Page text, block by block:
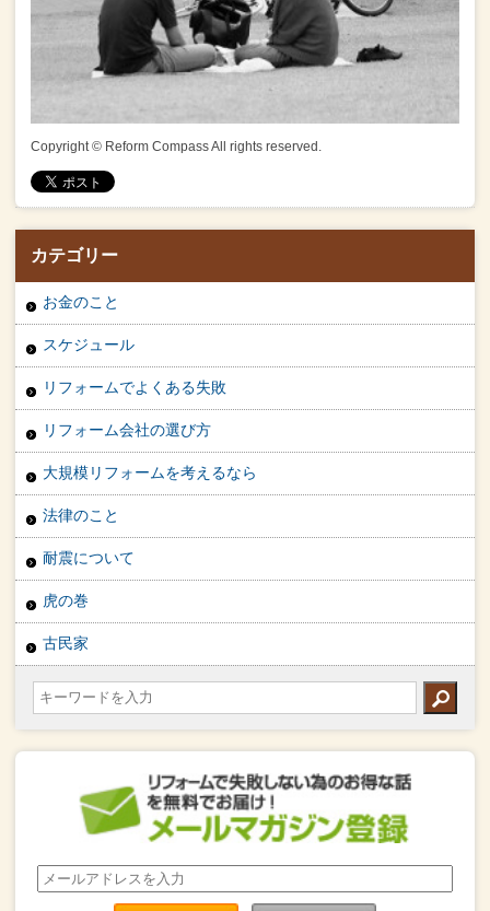
Copyright © Reform Compass All rights reserved.
カテゴリー
お金のこと
スケジュール
リフォームでよくある失敗
リフォーム会社の選び方
大規模リフォームを考えるなら
法律のこと
耐震について
虎の巻
古民家